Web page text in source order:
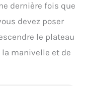
dernière fois que
devez poser
le plateau
manivelle et de